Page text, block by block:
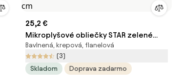
25,2 €
Mikroplyšové obliečky STAR zelené
Rozmer obliečky: 70 x 90 cm | 140 x 200
cm
Bavlnená, krepová, flanelová
(3)
Skladom
Doprava zadarmo